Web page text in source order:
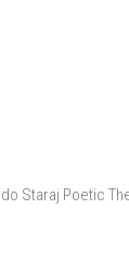
Staraj Poetic